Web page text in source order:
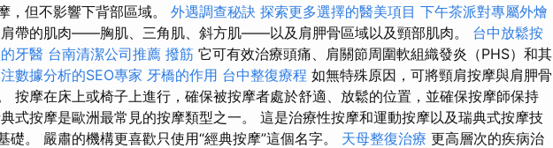
，但不影響下背部區域。 外遇調查秘訣 探索更多選擇的醫美項目 下午茶派對專屬外燴
帶的肌肉——胸肌、三角肌、斜方肌——以及肩胛骨區域以及頸部肌肉。 台中放鬆按
牙醫 台南清潔公司推薦 撥筋 它可有效治療頭痛、肩關節周圍軟組織發炎（PHS）和其
數據分析的SEO專家 牙橋的作用 台中整復療程 如無特殊原因，可將頸肩按摩與肩胛骨
按摩在床上或椅子上進行，確保被按摩者處於舒適、放鬆的位置，並確保按摩師保持
式按摩是歐洲最常見的按摩類型之一。 這是治療性按摩和運動按摩以及瑞典式按摩技
礎。 嚴肅的機構更喜歡只使用“經典按摩”這個名字。 天母整復治療 更高層次的疾病治